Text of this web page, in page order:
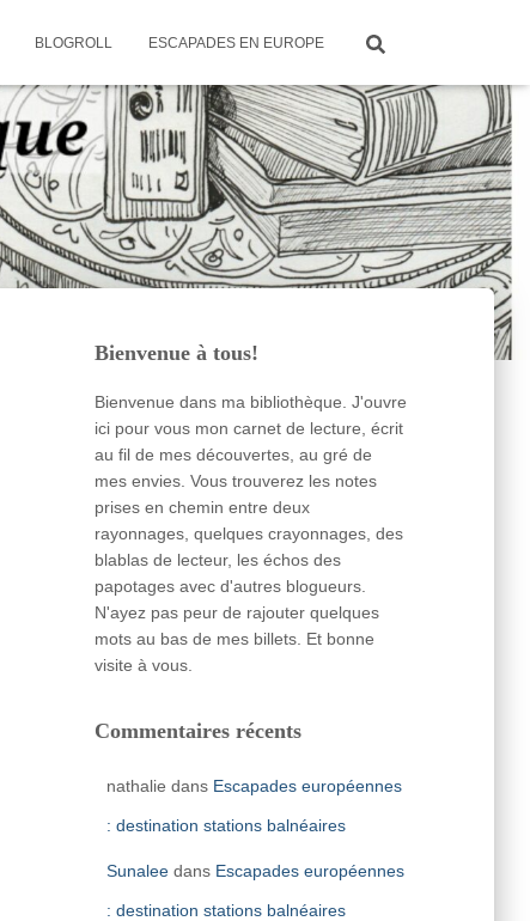
BLOGROLL ESCAPADES EN EUROPE
Bienvenue à tous!
Bienvenue dans ma bibliothèque. J'ouvre
ici pour vous mon carnet de lecture, écrit
au fil de mes découvertes, au gré de
mes envies. Vous trouverez les notes
prises en chemin entre deux
rayonnages, quelques crayonnages, des
blablas de lecteur, les échos des
papotages avec d'autres blogueurs.
N'ayez pas peur de rajouter quelques
mots au bas de mes billets. Et bonne
visite à vous.
Commentaires récents
nathalie dans Escapades européennes
: destination stations balnéaires
Sunaleedans Escapades européennes
: destination stations balnéaires